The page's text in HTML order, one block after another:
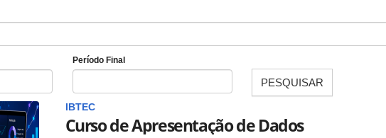
Período Final
PESQUISAR
IBTEC
Curso de Apresentação de Dados